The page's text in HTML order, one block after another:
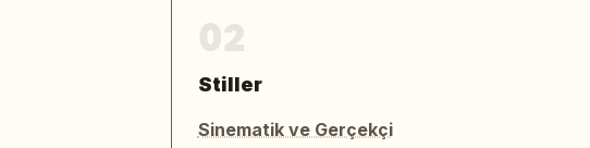
Stiller
Sinematik ve Gerçekçi